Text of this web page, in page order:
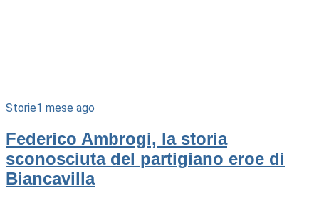
Storie1 mese ago
Federico Ambrogi, la storia
sconosciuta del partigiano eroe di
Biancavilla